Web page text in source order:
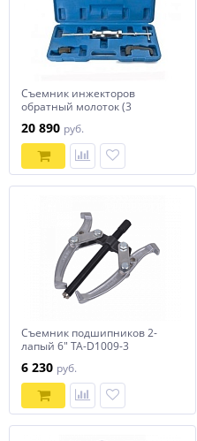
Съемник инжекторов
обратный молоток (3
20 890 руб.
Съемник подшипников 2-
лапый 6" TA-D1009-3
6 230 руб.